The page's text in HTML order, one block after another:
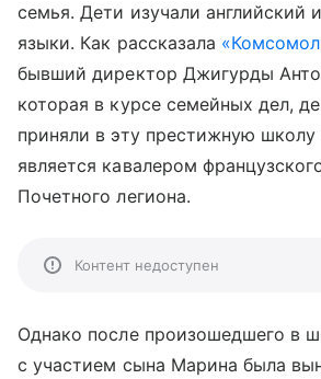
семья. Дети изучали английский
языки. Как рассказала
бывший директор Джигурды
которая в курсе семейных дел,
приняли в эту престижную школу
является кавалером
Почетного легиона.
Контент недоступен
Однако после произошедшего в
с участием сына Марина была